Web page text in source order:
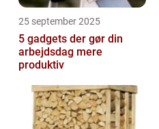
25 september 2025
5 gadgets der gør din
arbejdsdag mere
produktiv